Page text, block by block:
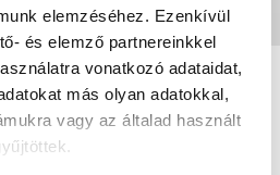
elemzéséhez. Ezenkívül
és elemző partnereinkkel
vonatkozó adataidat,
más olyan adatokkal,
vagy az általad használt
Leaflet|©OpenStreetMapcontributors